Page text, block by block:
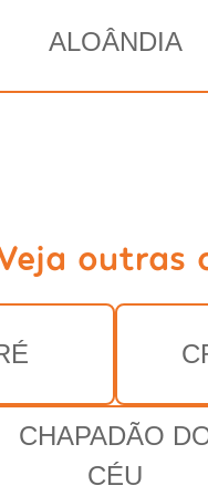
ALOÂNDIA
outras
CHAPADÃO
CÉU